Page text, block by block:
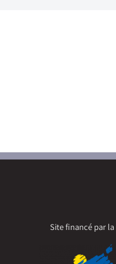
Site financé par la